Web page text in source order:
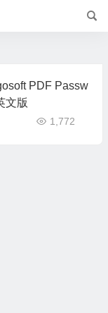
PDF Passw
文版
1,772